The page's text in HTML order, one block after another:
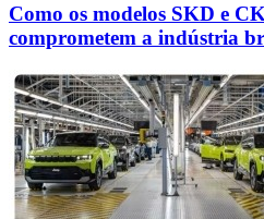
Como os modelos SKD e
comprometem a indústria